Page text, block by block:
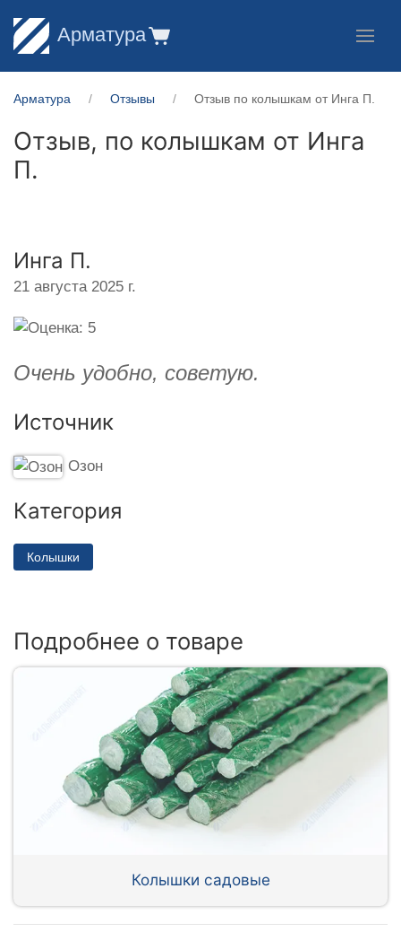
Арматура
Арматура Отзывы Отзыв по колышкам от Инга П.
Отзыв, по колышкам от Инга
П.
Инга П.
21 августа 2025 г.
Очень удобно, советую.
Источник
Озон
Категория
Колышки
Подробнее о товаре
Колышки садовые